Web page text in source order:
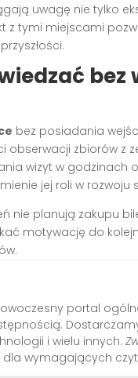
uwagę nie tylko
z tymi miejscami
bez
bez posiadania
obserwacji zbiorów z
wizyt w godzinach
jej roli w rozwoju
nie planują zakupu
motywację do
portal
i wielu innych.
dla wymagających